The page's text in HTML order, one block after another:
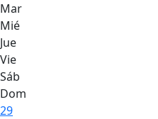
Mar
Mié
Jue
Vie
Sáb
Dom
29